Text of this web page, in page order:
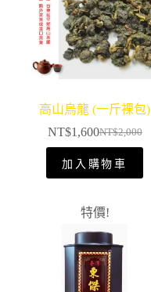
高山烏龍 (一斤裸包)
NT$2,000
NT$1,600
加入購物車
特價!